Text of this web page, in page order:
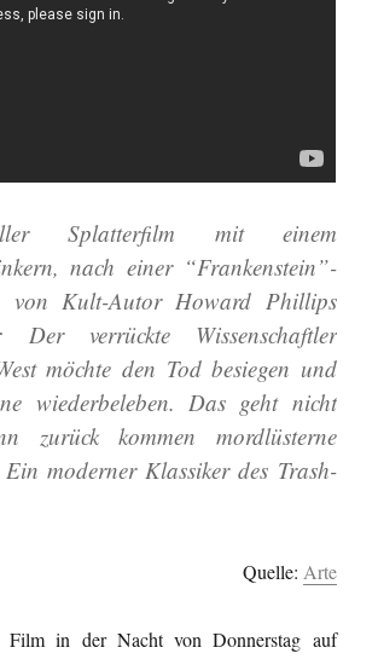
Splatterfilm mit einem
nach einer “Frankenstein”-
von Kult-Autor Howard Phillips
Der verrückte Wissenschaftler
möchte den Tod besiegen und
wiederbeleben. Das geht nicht
zurück kommen mordlüsterne
moderner Klassiker des Trash-
Quelle: Arte
in der Nacht von Donnerstag auf